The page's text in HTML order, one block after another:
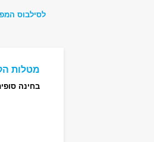
לסילבוס
מטלות
בחינה